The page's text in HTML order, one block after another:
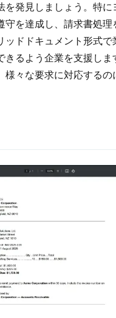
を発見しましょう。特に
守を達成し、請求書処理
ッドドキュメント形式で
きるよう企業を支援しま
様々な要求に対応するの